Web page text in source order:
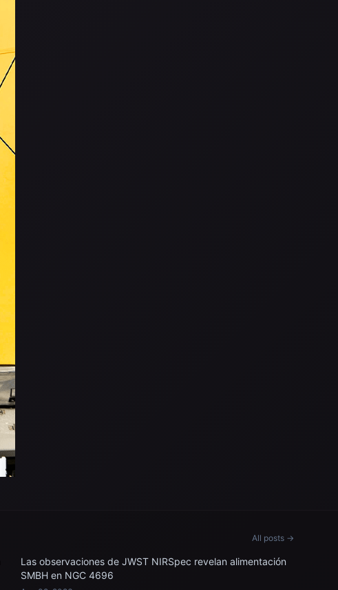
All posts →
Las observaciones de JWST NIRSpec revelan alimentación
SMBH en NGC 4696